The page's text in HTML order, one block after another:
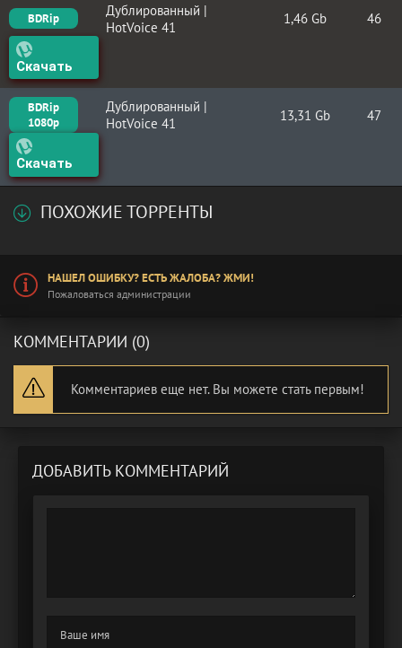
BDRip
Дублированный |
HotVoice 41
1,46 Gb 46
Скачать
BDRip
1080p
Дублированный |
HotVoice 41
13,31 Gb 47
Скачать
ПОХОЖИЕ ТОРРЕНТЫ
НАШЕЛ ОШИБКУ? ЕСТЬ ЖАЛОБА? ЖМИ!
Пожаловаться администрации
КОММЕНТАРИИ (0)
Комментариев еще нет. Вы можете стать первым!
ДОБАВИТЬ КОММЕНТАРИЙ